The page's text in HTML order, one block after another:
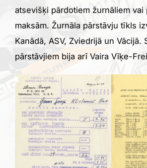
atsevišķi pārdotiem žurnāliem vai
maksām. Žurnāla pārstāvju tīkls
Kanādā, ASV, Zviedrijā un Vācijā.
pārstāvjiem bija arī Vaira Vīķe-